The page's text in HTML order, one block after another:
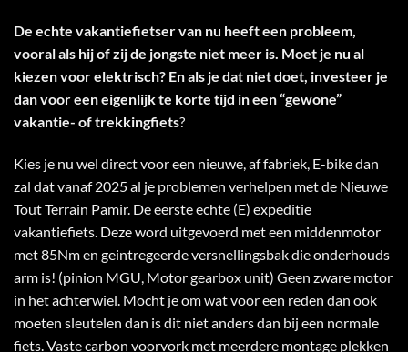
De echte vakantiefietser van nu heeft een probleem,
vooral als hij of zij de jongste niet meer is. Moet je nu al
kiezen voor elektrisch? En als je dat niet doet, investeer je
dan voor een eigenlijk te korte tijd in een “gewone”
vakantie- of trekkingfiets?
Kies je nu wel direct voor een nieuwe, af fabriek, E-bike dan
zal dat vanaf 2025 al je problemen verhelpen met de Nieuwe
Tout Terrain Pamir. De eerste echte (E) expeditie
vakantiefiets. Deze word uitgevoerd met een middenmotor
met 85Nm en geintregeerde versnellingsbak die onderhouds
arm is! (pinion MGU, Motor gearbox unit) Geen zware motor
in het achterwiel. Mocht je om wat voor een reden dan ook
moeten sleutelen dan is dit niet anders dan bij een normale
fiets. Vaste carbon voorvork met meerdere montage plekken